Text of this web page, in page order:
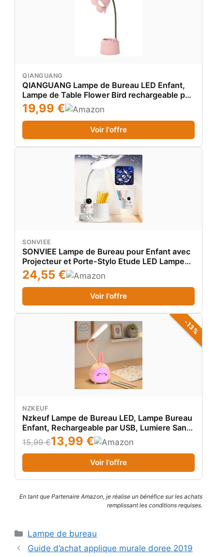
QIANGUANG
QIANGUANG Lampe de Bureau LED Enfant,
Lampe de Table Flower Bird rechargeable par
USB, Lampe de Lecture Avec Lumière
Réglable et Capteur Tactile, Lampe de
décoration de chambre (Rose)
19,99 €
Voir l'offre
SONVIEE
SONVIEE Lampe de Bureau pour Enfant avec
Projecteur et Porte-Stylo Etude LED Lampe
de Chevet Lecture pour Enfants Sans Fil
Dimmable 3 Modes Veilleuse Protection des
Yeux
24,55 €
Voir l'offre
-13%
NZKEUF
Nzkeuf Lampe de Bureau LED, Lampe Bureau
Enfant, Rechargeable par USB, Lumiere Sans
Fil Pour Bureau et Chevet, Cadeau pour
Enfants, Garçons, Filles, Amis, Rose [Classe
énergétique A]
15,99 €13,99 €
Voir l'offre
En tant que Partenaire Amazon, je réalise un bénéfice sur les achats
remplissant les conditions requises.
Catégories
Lampe de bureau
Guide d’achat applique murale doree 2019